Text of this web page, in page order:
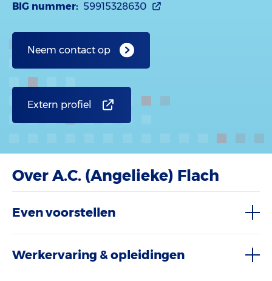
BIG nummer: 59915328630
Neem contact op
Extern profiel
Over A.C. (Angelieke) Flach
Even voorstellen
Werkervaring & opleidingen